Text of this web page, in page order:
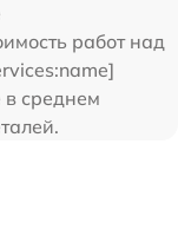
работ над
в среднем